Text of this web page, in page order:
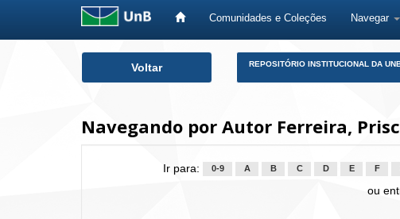
Comunidades e Coleções Navegar
Voltar REPOSITÓRIO INSTITUCIONAL DA
Navegando por Autor Ferreira,
Ir para: 0-9 A B C D E F
ou